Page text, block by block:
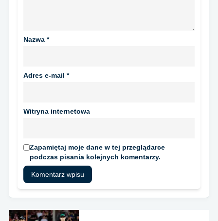
Nazwa *
Adres e-mail *
Witryna internetowa
Zapamiętaj moje dane w tej przeglądarce
podczas pisania kolejnych komentarzy.